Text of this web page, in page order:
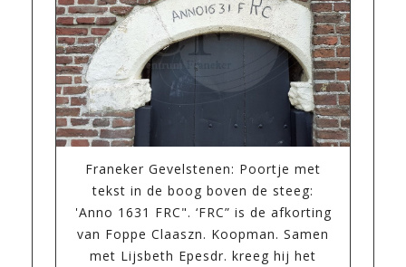
Franeker Gevelstenen: Poortje met
tekst in de boog boven de steeg:
'Anno 1631 FRC". ‘FRC” is de afkorting
van Foppe Claaszn. Koopman. Samen
met Lijsbeth Epesdr. kreeg hij het